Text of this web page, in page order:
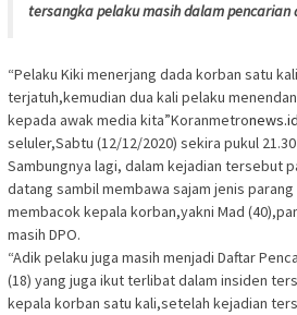
tersangka pelaku masih dalam pencarian
“Pelaku Kiki menerjang dada korban satu
terjatuh,kemudian dua kali pelaku
kepada awak media kita”Koranmetronews.id
seluler,Sabtu (12/12/2020) sekira pukul
Sambungnya lagi, dalam kejadian tersebut
datang sambil membawa sajam jenis
membacok kepala korban,yakni Mad
masih DPO.
“Adik pelaku juga masih menjadi Daftar
(18) yang juga ikut terlibat dalam insiden
kepala korban satu kali,setelah kejadian